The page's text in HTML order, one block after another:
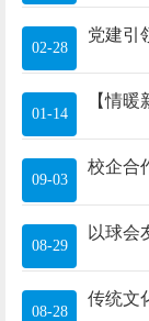
02-28
01-14
09-03
08-29
08-28